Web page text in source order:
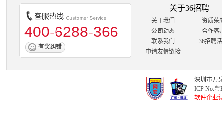
400-6288-366
有奖纠错
关于36招聘
关于我们
资质荣
公司动态
合作客
联系我们
36招聘
申请友情链接
深圳市万
ICP No:粤
软件企业